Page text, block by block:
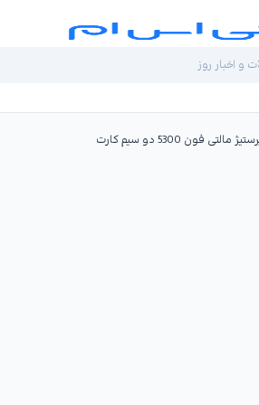
مالتی فون 5300 دو سیم کارت